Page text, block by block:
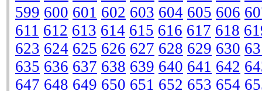
599 600 601 602 603 604 605 606
611 612 613 614 615 616 617 618
623 624 625 626 627 628 629 630
635 636 637 638 639 640 641 642
647 648 649 650 651 652 653 654